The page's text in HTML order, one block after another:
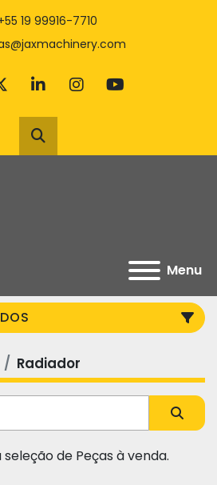
19 99916-7710
twitterlinkedininstagram
youtube
Pesquisar
Menu
Radiador
de Peças à venda.